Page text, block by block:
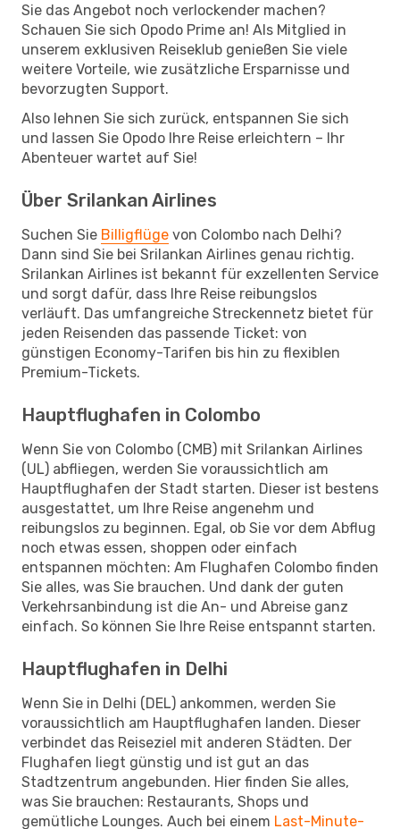
Sie das Angebot noch verlockender machen?
Schauen Sie sich Opodo Prime an! Als Mitglied in
unserem exklusiven Reiseklub genießen Sie viele
weitere Vorteile, wie zusätzliche Ersparnisse und
bevorzugten Support.
Also lehnen Sie sich zurück, entspannen Sie sich
und lassen Sie Opodo Ihre Reise erleichtern – Ihr
Abenteuer wartet auf Sie!
Über Srilankan Airlines
Suchen Sie Billigflüge von Colombo nach Delhi?
Dann sind Sie bei Srilankan Airlines genau richtig.
Srilankan Airlines ist bekannt für exzellenten Service
und sorgt dafür, dass Ihre Reise reibungslos
verläuft. Das umfangreiche Streckennetz bietet für
jeden Reisenden das passende Ticket: von
günstigen Economy-Tarifen bis hin zu flexiblen
Premium-Tickets.
Hauptflughafen in Colombo
Wenn Sie von Colombo (CMB) mit Srilankan Airlines
(UL) abfliegen, werden Sie voraussichtlich am
Hauptflughafen der Stadt starten. Dieser ist bestens
ausgestattet, um Ihre Reise angenehm und
reibungslos zu beginnen. Egal, ob Sie vor dem Abflug
noch etwas essen, shoppen oder einfach
entspannen möchten: Am Flughafen Colombo finden
Sie alles, was Sie brauchen. Und dank der guten
Verkehrsanbindung ist die An- und Abreise ganz
einfach. So können Sie Ihre Reise entspannt starten.
Hauptflughafen in Delhi
Wenn Sie in Delhi (DEL) ankommen, werden Sie
voraussichtlich am Hauptflughafen landen. Dieser
verbindet das Reiseziel mit anderen Städten. Der
Flughafen liegt günstig und ist gut an das
Stadtzentrum angebunden. Hier finden Sie alles,
was Sie brauchen: Restaurants, Shops und
gemütliche Lounges. Auch bei einem Last-Minute-